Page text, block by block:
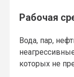
Рабочая
Вода, пар,
которых не